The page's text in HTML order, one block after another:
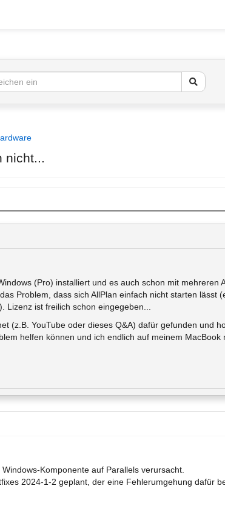
nicht...
(Pro) installiert und es auch schon mit mehreren
Problem, dass sich AllPlan einfach nicht starten lässt
ist freilich schon eingegeben...
(z.B. YouTube oder dieses Q&A) dafür gefunden und
helfen können und ich endlich auf meinem MacBook
Komponente auf Parallels verursacht.
2024-1-2 geplant, der eine Fehlerumgehung dafür